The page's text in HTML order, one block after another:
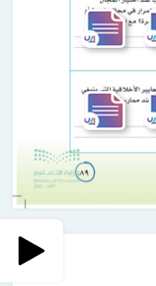
التالي >